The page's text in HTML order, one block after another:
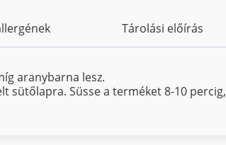
Tárolási előírás
aranybarna lesz.
sütőlapra. Süsse a terméket 8-10 percig,